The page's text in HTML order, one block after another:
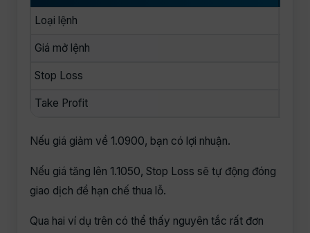
Loại lệnh
Giá mở lệnh
Stop Loss
Take Profit
Nếu giá giảm về 1.0900, bạn có lợi nhuận.
Nếu giá tăng lên 1.1050, Stop Loss sẽ tự động đóng
giao dịch để hạn chế thua lỗ.
Qua hai ví dụ trên có thể thấy nguyên tắc rất đơn